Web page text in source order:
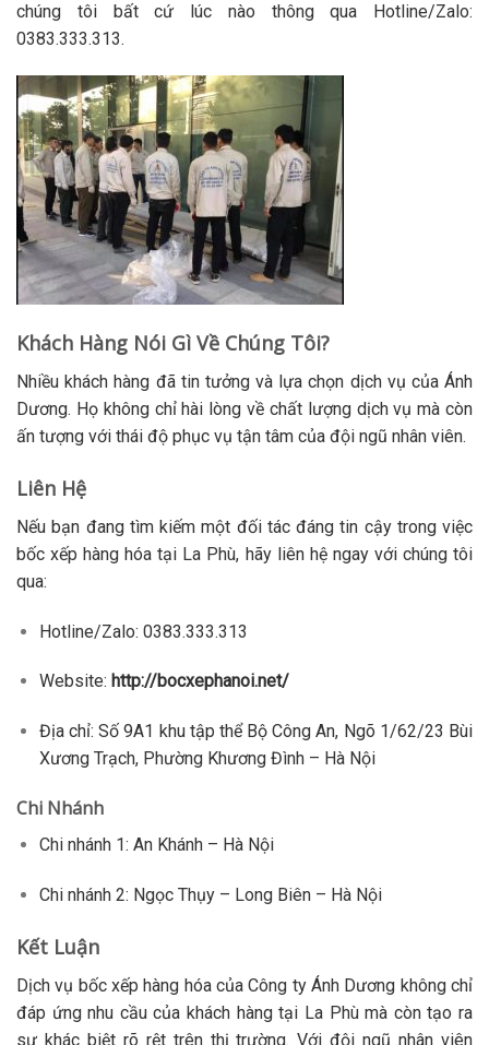
chúng tôi bất cứ lúc nào thông qua
Hotline/Zalo:
0383.333.313.
Khách Hàng Nói Gì Về Chúng Tôi?
Nhiều khách hàng đã tin tưởng và lựa chọn dịch vụ của Ánh
Dương. Họ không chỉ hài lòng về chất lượng dịch vụ mà còn
ấn tượng với thái độ phục vụ tận tâm của đội ngũ nhân viên.
Liên Hệ
Nếu bạn đang tìm kiếm một đối tác đáng tin cậy trong việc
bốc xếp hàng hóa tại La Phù, hãy liên hệ ngay với chúng tôi
qua:
Hotline/Zalo: 0383.333.313
Website: http://bocxephanoi.net/
Địa chỉ: Số 9A1 khu tập thể Bộ Công An, Ngõ 1/62/23 Bùi
Xương Trạch, Phường Khương Đình – Hà Nội
Chi Nhánh
Chi nhánh 1: An Khánh – Hà Nội
Chi nhánh 2: Ngọc Thụy – Long Biên – Hà Nội
Kết Luận
Dịch vụ bốc xếp hàng hóa của Công ty Ánh Dương không chỉ
đáp ứng nhu cầu của khách hàng tại La Phù mà còn tạo ra
sự khác biệt rõ rệt trên thị trường. Với đội ngũ nhân viên